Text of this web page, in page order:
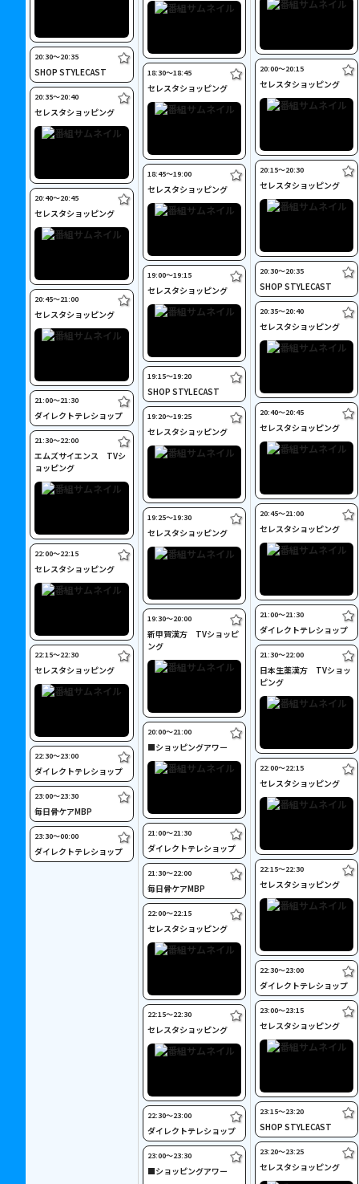
20:30〜20:35
SHOP STYLECAST
20:35〜20:40
セレスタショッピング
20:40〜20:45
セレスタショッピング
20:45〜21:00
セレスタショッピング
21:00〜21:30
ダイレクトテレショップ
21:30〜22:00
エムズサイエンス TVシ
ョッピング
22:00〜22:15
セレスタショッピング
22:15〜22:30
セレスタショッピング
22:30〜23:00
ダイレクトテレショップ
23:00〜23:30
毎日骨ケアMBP
23:30〜00:00
ダイレクトテレショップ
18:30〜18:45
セレスタショッピング
18:45〜19:00
セレスタショッピング
19:00〜19:15
セレスタショッピング
19:15〜19:20
SHOP STYLECAST
19:20〜19:25
セレスタショッピング
19:25〜19:30
セレスタショッピング
19:30〜20:00
新甲賀漢方 TVショッピ
ング
20:00〜21:00
■ショッピングアワー
21:00〜21:30
ダイレクトテレショップ
21:30〜22:00
毎日骨ケアMBP
22:00〜22:15
セレスタショッピング
22:15〜22:30
セレスタショッピング
22:30〜23:00
ダイレクトテレショップ
23:00〜23:30
■ショッピングアワー
20:00〜20:15
セレスタショッピング
20:15〜20:30
セレスタショッピング
20:30〜20:35
SHOP STYLECAST
20:35〜20:40
セレスタショッピング
20:40〜20:45
セレスタショッピング
20:45〜21:00
セレスタショッピング
21:00〜21:30
ダイレクトテレショップ
21:30〜22:00
日本生薬漢方 TVショッ
ピング
22:00〜22:15
セレスタショッピング
22:15〜22:30
セレスタショッピング
22:30〜23:00
ダイレクトテレショップ
23:00〜23:15
セレスタショッピング
23:15〜23:20
SHOP STYLECAST
23:20〜23:25
セレスタショッピング